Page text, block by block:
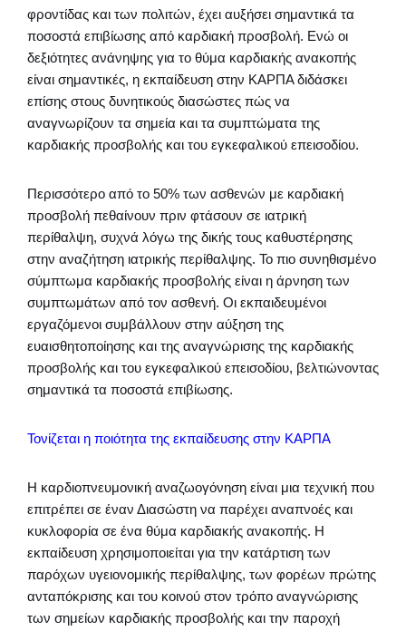
φροντίδας και των πολιτών, έχει αυξήσει σημαντικά τα
ποσοστά επιβίωσης από καρδιακή προσβολή. Ενώ οι
δεξιότητες ανάνηψης για το θύμα καρδιακής ανακοπής
είναι σημαντικές, η εκπαίδευση στην ΚΑΡΠΑ διδάσκει
επίσης στους δυνητικούς διασώστες πώς να
αναγνωρίζουν τα σημεία και τα συμπτώματα της
καρδιακής προσβολής και του εγκεφαλικού επεισοδίου.
Περισσότερο από το 50% των ασθενών με καρδιακή
προσβολή πεθαίνουν πριν φτάσουν σε ιατρική
περίθαλψη, συχνά λόγω της δικής τους καθυστέρησης
στην αναζήτηση ιατρικής περίθαλψης. Το πιο συνηθισμένο
σύμπτωμα καρδιακής προσβολής είναι η άρνηση των
συμπτωμάτων από τον ασθενή. Οι εκπαιδευμένοι
εργαζόμενοι συμβάλλουν στην αύξηση της
ευαισθητοποίησης και της αναγνώρισης της καρδιακής
προσβολής και του εγκεφαλικού επεισοδίου, βελτιώνοντας
σημαντικά τα ποσοστά επιβίωσης.
Τονίζεται η ποιότητα της εκπαίδευσης στην ΚΑΡΠΑ
Η καρδιοπνευμονική αναζωογόνηση είναι μια τεχνική που
επιτρέπει σε έναν Διασώστη να παρέχει αναπνοές και
κυκλοφορία σε ένα θύμα καρδιακής ανακοπής. Η
εκπαίδευση χρησιμοποιείται για την κατάρτιση των
παρόχων υγειονομικής περίθαλψης, των φορέων πρώτης
ανταπόκρισης και του κοινού στον τρόπο αναγνώρισης
των σημείων καρδιακής προσβολής και την παροχή